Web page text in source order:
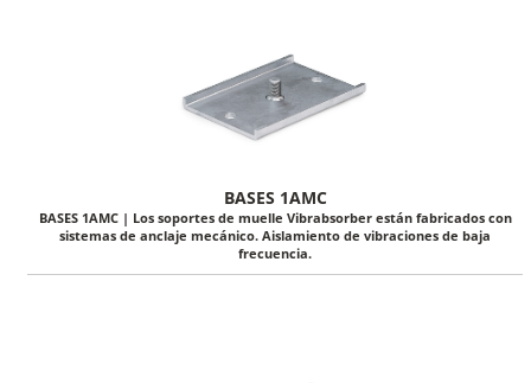
BASES 1AMC
BASES 1AMC | Los soportes de muelle Vibrabsorber están fabricados con
sistemas de anclaje mecánico. Aislamiento de vibraciones de baja
frecuencia.